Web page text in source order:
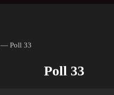
— Poll 33
Poll 33